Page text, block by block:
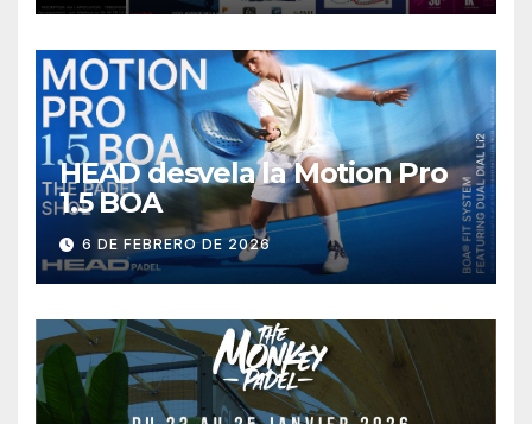
HEAD desvela la Motion Pro
1.5 BOA
6 DE FEBRERO DE 2026